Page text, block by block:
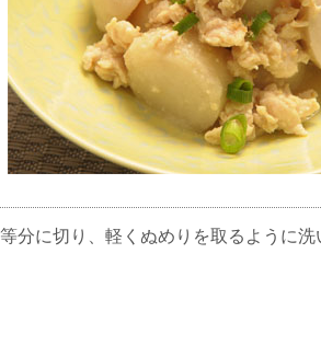
分に切り、軽くぬめりを取るように洗